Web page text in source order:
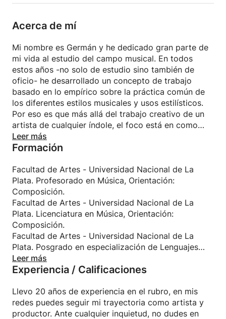
Acerca de mí
Mi nombre es Germán y he dedicado gran parte de
mi vida al estudio del campo musical. En todos
estos años -no solo de estudio sino también de
oficio- he desarrollado un concepto de trabajo
basado en lo empírico sobre la práctica común de
los diferentes estilos musicales y usos estilísticos.
Por eso es que más allá del trabajo creativo de un
artista de cualquier índole, el foco está en como
analizar y deconstruir el resultado de su obra para
poder comprender y así ampliar los modos de
La tecnología y los tiempos actuales hacen que
cualquier persona posea herramientas para poder
producir su música. Por eso estoy para ayudarte a
lograr encontrar tu sonido y poder así construir y
desarrollar tu propio estilo.
Leer más
Formación
Facultad de Artes - Universidad Nacional de La
Plata. Profesorado en Música, Orientación:
Composición.
Facultad de Artes - Universidad Nacional de La
Plata. Licenciatura en Música, Orientación:
Composición.
Facultad de Artes - Universidad Nacional de La
Plata. Posgrado en especialización de Lenguajes
Artísticos.
Instituto de Formación Docente y Técnica Nro 8 La
Leer más
Experiencia / Calificaciones
Llevo 20 años de experiencia en el rubro, en mis
redes puedes seguir mi trayectoria como artista y
productor. Ante cualquier inquietud, no dudes en